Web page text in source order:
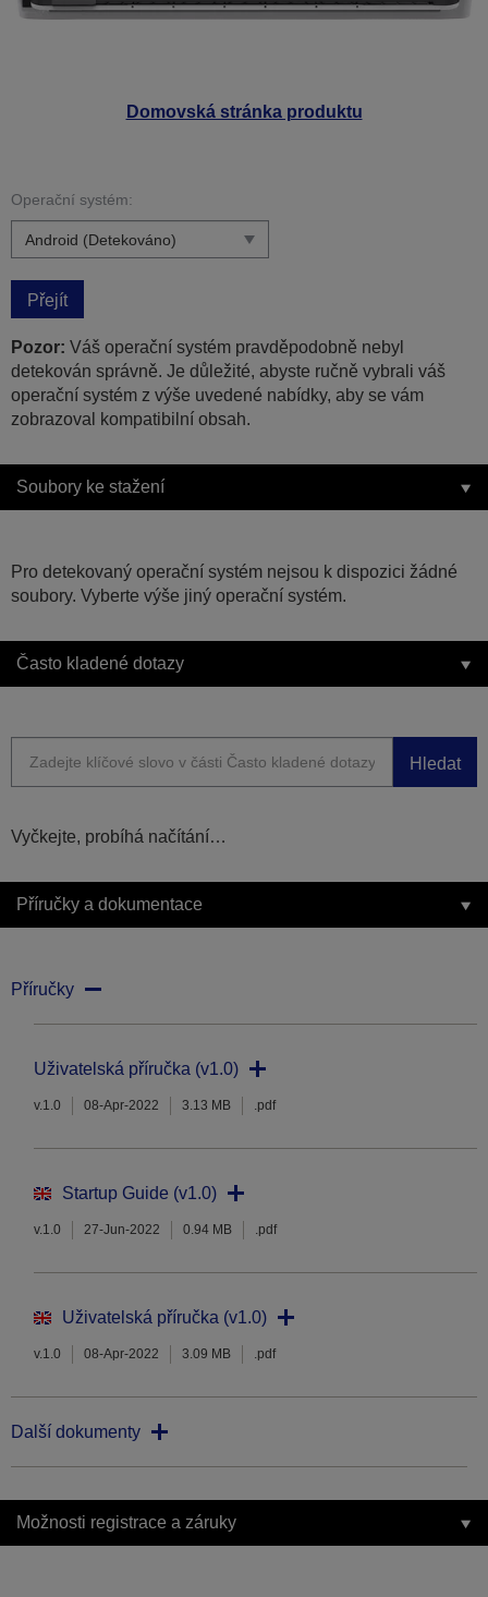
Domovská stránka produktu
Operační systém:
Přejít
Pozor: Váš operační systém pravděpodobně nebyl
detekován správně. Je důležité, abyste ručně vybrali váš
operační systém z výše uvedené nabídky, aby se vám
zobrazoval kompatibilní obsah.
Soubory ke stažení
Pro detekovaný operační systém nejsou k dispozici žádné
soubory. Vyberte výše jiný operační systém.
Často kladené dotazy
Hledat
Vyčkejte, probíhá načítání…
Příručky a dokumentace
Příručky
Uživatelská příručka (v1.0)
v.1.0 08-Apr-2022 3.13 MB .pdf
Startup Guide (v1.0)
v.1.0 27-Jun-2022 0.94 MB .pdf
Uživatelská příručka (v1.0)
v.1.0 08-Apr-2022 3.09 MB .pdf
Další dokumenty
Možnosti registrace a záruky